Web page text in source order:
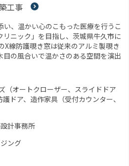
工事
い、温かい心のこもった医療を行うこ
リニック」を目指し、茨城県牛久市に
X線防護覗き窓は従来のアルミ製覗き
目の風合いで温かさのある空間を演出
オートクローザー、スライドドア
ドア、造作家具（受付カウンター、
計事務所
ング